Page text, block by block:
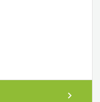
expand_more